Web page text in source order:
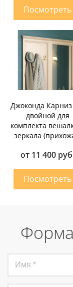
Джоконда
двойной для
комплекта
зеркала
от 11 400